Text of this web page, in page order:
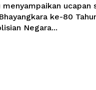
menyampaikan ucapan
ke-80
Negara...